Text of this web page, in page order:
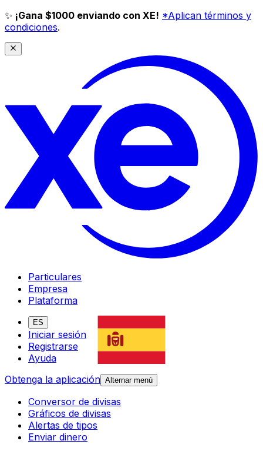
✨ ¡Gana $1000 enviando con XE! *Aplican términos y
condiciones.
Particulares
Empresa
Plataforma
ES
Iniciar sesión
Registrarse
Ayuda
Obtenga la aplicación Alternar menú
Conversor de divisas
Gráficos de divisas
Alertas de tipos
Enviar dinero